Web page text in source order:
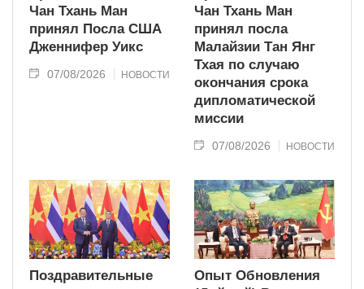
Чан Тхань Ман
принял Посла США
Дженнифер Уикс
07/08/2026 НОВОСТИ
Чан Тхань Ман
принял посла
Малайзии Тан Янг
Тхая по случаю
окончания срока
дипломатической
миссии
07/08/2026 НОВОСТИ
Поздравительные
Опыт Обновления